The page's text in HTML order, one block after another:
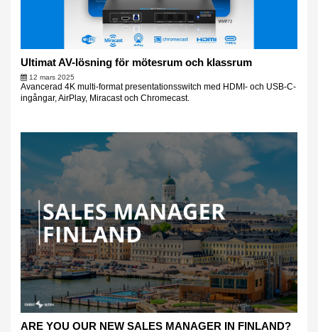
Ultimat AV-lösning för mötesrum och klassrum
12 mars 2025
Avancerad 4K multi-format presentationsswitch med HDMI- och USB-C-
ingångar, AirPlay, Miracast och Chromecast.
ARE YOU OUR NEW SALES MANAGER IN FINLAND?